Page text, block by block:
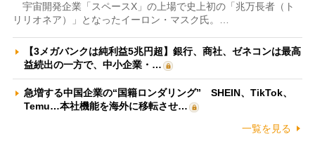
宇宙開発企業「スペースX」の上場で史上初の「兆万長者（ト
リリオネア）」となったイーロン・マスク氏。…
【3メガバンクは純利益5兆円超】銀行、商社、ゼネコンは最高
益続出の一方で、中小企業・…
急増する中国企業の“国籍ロンダリング” SHEIN、TikTok、
Temu…本社機能を海外に移転させ…
一覧を見る